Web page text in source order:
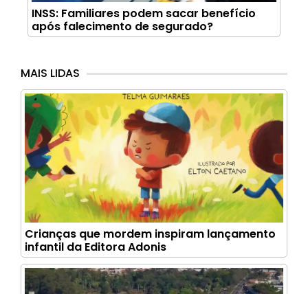
INSS: Familiares podem sacar benefício
após falecimento de segurado?
MAIS LIDAS
Crianças que mordem inspiram lançamento
infantil da Editora Adonis